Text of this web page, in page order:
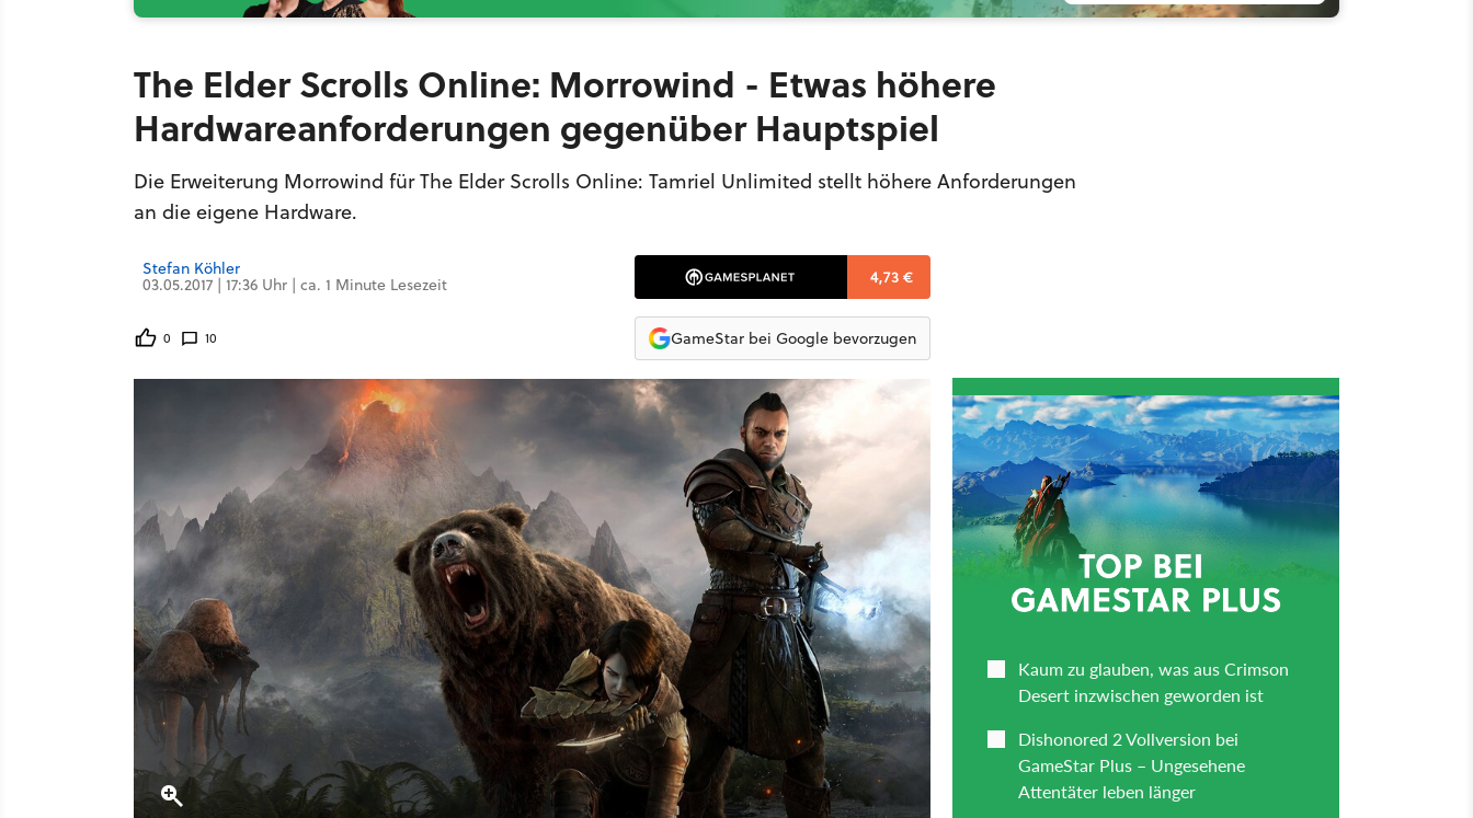
The Elder Scrolls Online: Morrowind - Etwas höhere
Hardwareanforderungen gegenüber Hauptspiel
Die Erweiterung Morrowind für The Elder Scrolls Online: Tamriel Unlimited stellt höhere Anforderungen
an die eigene Hardware.
Stefan Köhler
03.05.2017 | 17:36 Uhr | ca. 1 Minute Lesezeit
0 10
4,73 €
GameStar bei Google bevorzugen